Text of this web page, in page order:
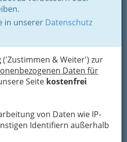
in unserer Datenschutz
('Zustimmen & Weiter') zur
Daten für
Seite kostenfrei
von Daten wie IP-
Identifiern außerhalb
OEG
Graz
anschauen